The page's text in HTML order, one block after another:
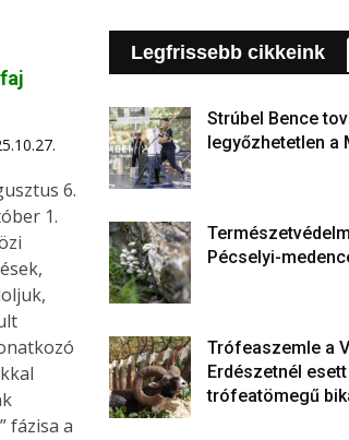
6.
1.
fázisa a
Legfrissebb cikkeink
Strúbel Bence
legyőzhetetlen a
Pécselyi-
Trófeaszemle a
Erdészetnél
trófeatömegű